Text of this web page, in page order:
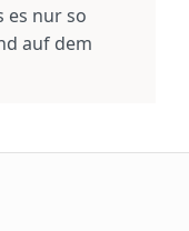
es nur so
auf dem